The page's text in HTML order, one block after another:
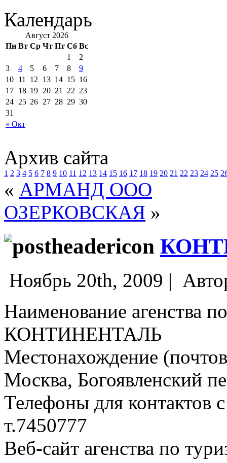
Календарь
Август 2026
Пн Вт Ср Чт Пт Сб Вс
« Окт
1
2
3
4 5 6 7 8
9
10 11 12 13 14 15 16
17 18 19 20 21 22 23
24 25 26 27 28 29 30
31
Архив сайта
1 2 3 4 5 6 7 8 9 10 11 12 13 14 15 16 17 18 19 20 21 22 23 24 25
« АРМАНД ООО
ОЗЕРКОВСКАЯ »
Ноябрь 20th, 2009 |
Наименование агенства
КОНТИНЕНТАЛЬ
Местонахождение
Москва, Богоявленский
Телефоны для контактов
т.7450777
Веб-сайт агенства по